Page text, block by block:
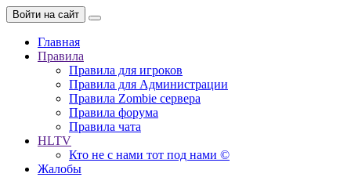
Войти на сайт
Главная
Правила
Правила для игроков
Правила для Администрации
Правила Zombie сервера
Правила форума
Правила чата
HLTV
Кто не с нами тот под нами ©
Жалобы